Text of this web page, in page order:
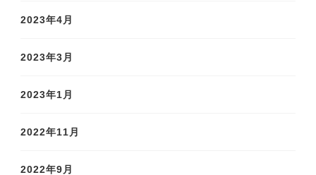
2023年4月
2023年3月
2023年1月
2022年11月
2022年9月